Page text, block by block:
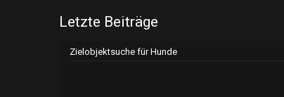
Letzte Beiträge
Zielobjektsuche für Hunde